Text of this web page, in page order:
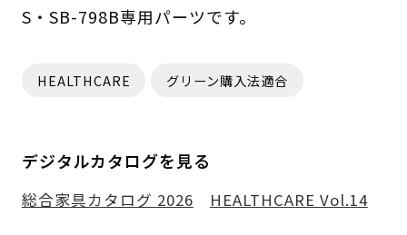
S・SB-798B専用パーツです。
HEALTHCARE グリーン購入法適合
デジタルカタログを見る
総合家具カタログ 2026 HEALTHCARE Vol.14